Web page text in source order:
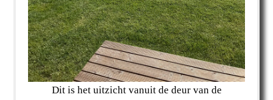
Dit is het uitzicht vanuit de deur van de